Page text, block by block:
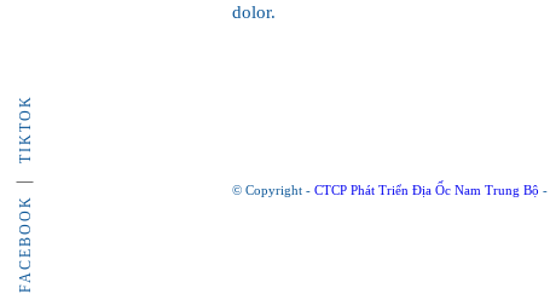
FACEBOOK
TIKTOK
dolor.
© Copyright - CTCP Phát Triển Địa Ốc Nam Trung Bộ -